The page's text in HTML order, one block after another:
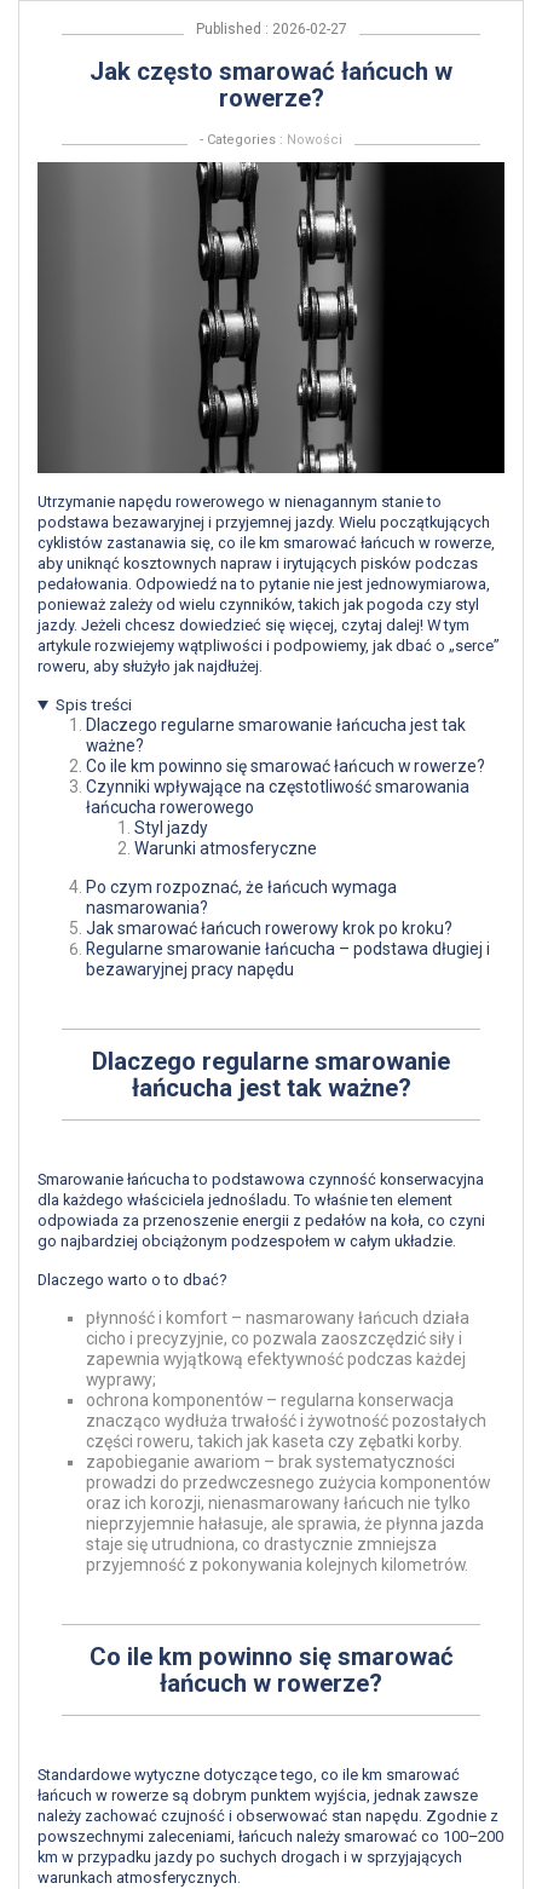
Published : 2026-02-27
Jak często smarować łańcuch w
rowerze?
- Categories : Nowości
Utrzymanie napędu rowerowego w nienagannym stanie to
podstawa bezawaryjnej i przyjemnej jazdy. Wielu początkujących
cyklistów zastanawia się, co ile km smarować łańcuch w rowerze,
aby uniknąć kosztownych napraw i irytujących pisków podczas
pedałowania. Odpowiedź na to pytanie nie jest jednowymiarowa,
ponieważ zależy od wielu czynników, takich jak pogoda czy styl
jazdy. Jeżeli chcesz dowiedzieć się więcej, czytaj dalej! W tym
artykule rozwiejemy wątpliwości i podpowiemy, jak dbać o „serce”
roweru, aby służyło jak najdłużej.
Spis treści
Dlaczego regularne smarowanie łańcucha jest tak
ważne?
Co ile km powinno się smarować łańcuch w rowerze?
Czynniki wpływające na częstotliwość smarowania
łańcucha rowerowego
Styl jazdy
Warunki atmosferyczne
Po czym rozpoznać, że łańcuch wymaga
nasmarowania?
Jak smarować łańcuch rowerowy krok po kroku?
Regularne smarowanie łańcucha – podstawa długiej i
bezawaryjnej pracy napędu
Dlaczego regularne smarowanie
łańcucha jest tak ważne?
Smarowanie łańcucha to podstawowa czynność konserwacyjna
dla każdego właściciela jednośladu. To właśnie ten element
odpowiada za przenoszenie energii z pedałów na koła, co czyni
go najbardziej obciążonym podzespołem w całym układzie.
Dlaczego warto o to dbać?
płynność i komfort – nasmarowany łańcuch działa
cicho i precyzyjnie, co pozwala zaoszczędzić siły i
zapewnia wyjątkową efektywność podczas każdej
wyprawy;
ochrona komponentów – regularna konserwacja
znacząco wydłuża trwałość i żywotność pozostałych
części roweru, takich jak kaseta czy zębatki korby.
zapobieganie awariom – brak systematyczności
prowadzi do przedwczesnego zużycia komponentów
oraz ich korozji, nienasmarowany łańcuch nie tylko
nieprzyjemnie hałasuje, ale sprawia, że płynna jazda
staje się utrudniona, co drastycznie zmniejsza
przyjemność z pokonywania kolejnych kilometrów.
Co ile km powinno się smarować
łańcuch w rowerze?
Standardowe wytyczne dotyczące tego, co ile km smarować
łańcuch w rowerze są dobrym punktem wyjścia, jednak zawsze
należy zachować czujność i obserwować stan napędu. Zgodnie z
powszechnymi zaleceniami, łańcuch należy smarować co 100–200
km w przypadku jazdy po suchych drogach i w sprzyjających
warunkach atmosferycznych.